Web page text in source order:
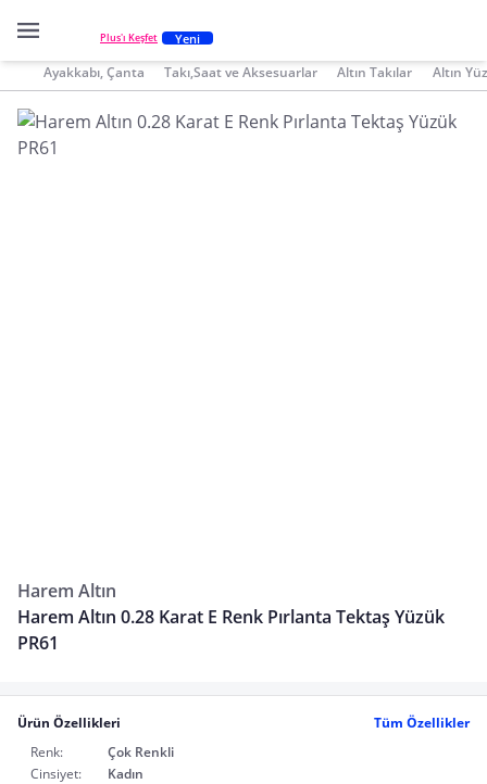
Plus'ı Keşfet Yeni
Ayakkabı, Çanta Takı,Saat ve Aksesuarlar Altın Takılar Altın
Harem Altın
Harem Altın 0.28 Karat E Renk Pırlanta Tektaş Yüzük
PR61
Ürün Özellikleri
Tüm Özellikler
Renk:
Çok Renkli
Cinsiyet:
Kadın